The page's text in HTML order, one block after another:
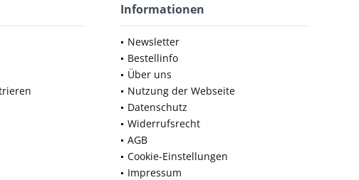
Informationen
Newsletter
Bestellinfo
Über uns
Nutzung der Webseite
Datenschutz
Widerrufsrecht
AGB
Cookie-Einstellungen
Impressum